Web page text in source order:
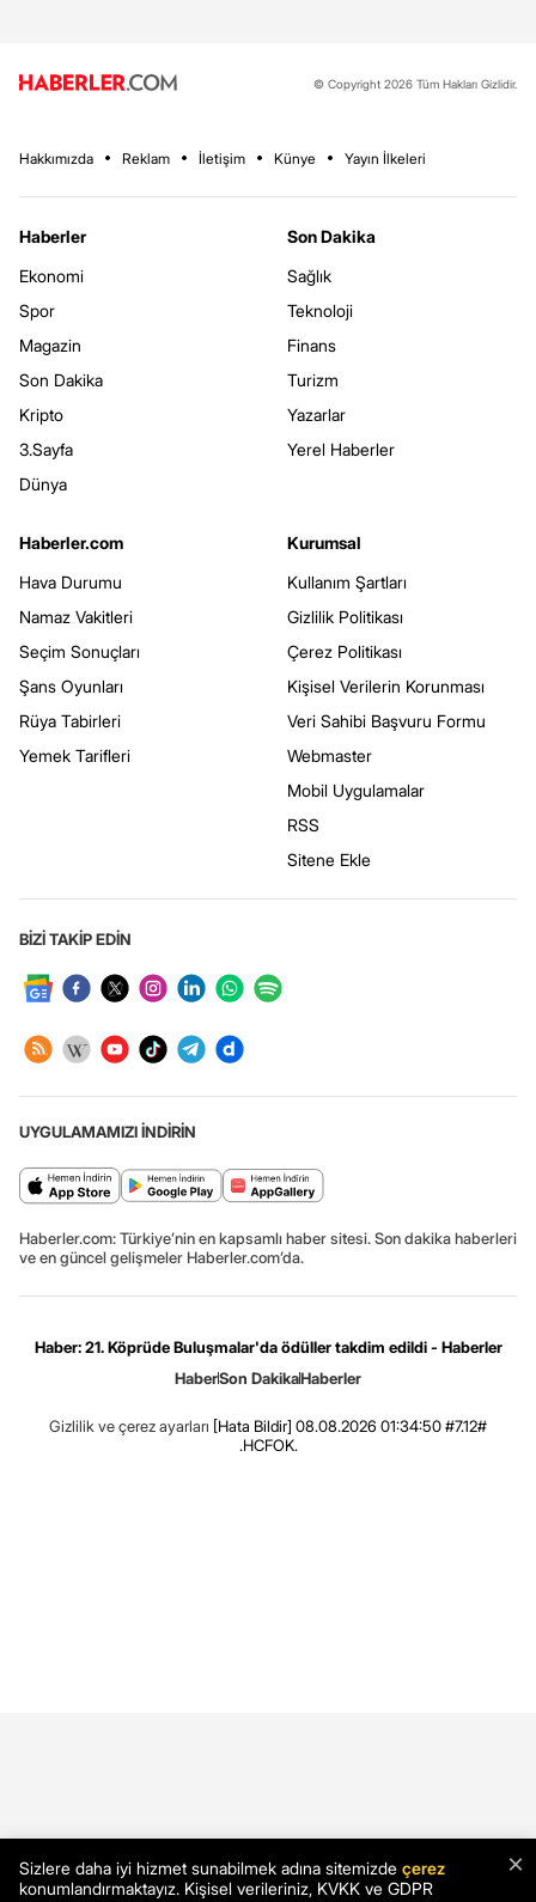
© Copyright 2026 Tüm Hakları Gizlidir.
Hakkımızda Reklam İletişim Künye Yayın İlkeleri
Haberler
Ekonomi
Spor
Magazin
Son Dakika
Kripto
3.Sayfa
Dünya
Son Dakika
Sağlık
Teknoloji
Finans
Turizm
Yazarlar
Yerel Haberler
Haberler.com
Hava Durumu
Namaz Vakitleri
Seçim Sonuçları
Şans Oyunları
Rüya Tabirleri
Yemek Tarifleri
Kurumsal
Kullanım Şartları
Gizlilik Politikası
Çerez Politikası
Kişisel Verilerin Korunması
Veri Sahibi Başvuru Formu
Webmaster
Mobil Uygulamalar
RSS
Sitene Ekle
BİZİ TAKİP EDİN
UYGULAMAMIZI İNDİRİN
Haberler.com: Türkiye’nin en kapsamlı haber sitesi. Son dakika haberleri
ve en güncel gelişmeler Haberler.com’da.
Haber: 21. Köprüde Buluşmalar'da ödüller takdim edildi - Haberler
HaberSon DakikaHaberler
Gizlilik ve çerez ayarları [Hata Bildir] 08.08.2026 01:34:50 #7.12#
.HCFOK.
×
Sizlere daha iyi hizmet sunabilmek adına sitemizde çerez
konumlandırmaktayız. Kişisel verileriniz, KVKK ve GDPR